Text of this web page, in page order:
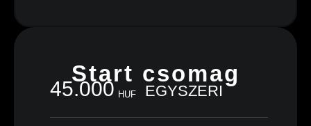
Start csomag
45.000 HUF EGYSZERI